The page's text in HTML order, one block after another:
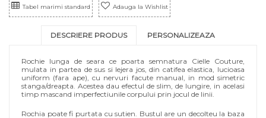
Tabel marimi standard Adauga la Wishlist
DESCRIERE PRODUS PERSONALIZEAZA
Rochie lunga de seara ce poarta semnatura Cielle Couture,
mulata in partea de sus si lejera jos, din catifea elastica, lucioasa
uniform (fara ape), cu nervuri facute manual, in mod simetric
stanga/dreapta. Acestea dau efectul de slim, de lungire, in acelasi
timp mascand imperfectiunile corpului prin jocul de linii.
Rochia poate fi purtata cu sutien. Bustul are un decolteu la baza